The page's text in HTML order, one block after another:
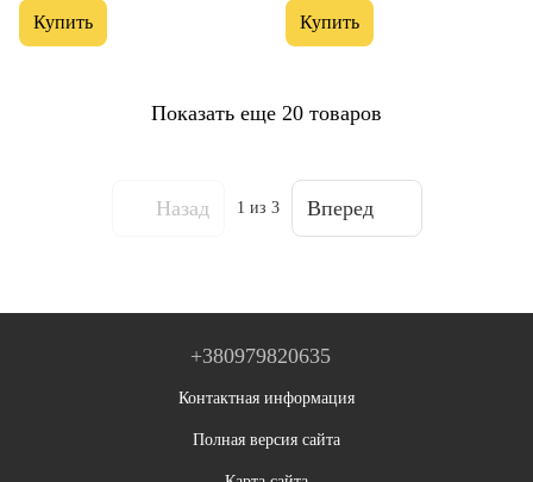
Купить Купить
Показать еще 20 товаров
Назад 1 из 3 Вперед
+380979820635
Контактная информация
Полная версия сайта